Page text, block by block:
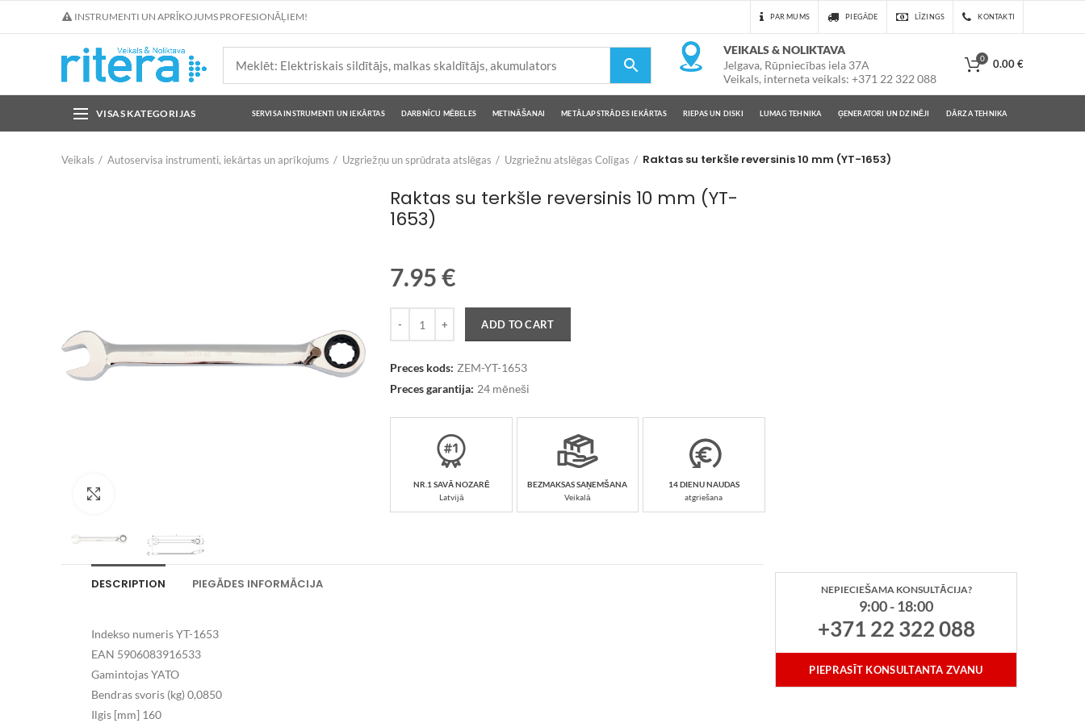
INSTRUMENTI UN APRĪKOJUMS PROFESIONĀĻIEM! PAR MUMS PIEGĀDE LĪZINGS KONTAKTI
VEIKALS & NOLIKTAVA
Jelgava, Rūpniecības iela 37A
Veikals, interneta veikals: +371 22 322 088
0 0.00€
VISAS KATEGORIJAS SERVISA INSTRUMENTI UN IEKĀRTAS DARBNĪCU MĒBELES METINĀŠANAI METĀLAPSTRĀDES IEKĀRTAS RIEPAS UN DISKI LUMAG TEHNIKA ĢENERATORI UN DZINĒJI DĀRZA TEHNIKA
Veikals Autoservisa instrumenti, iekārtas un aprīkojums Uzgriežņu un sprūdrata atslēgas Uzgriežnu atslēgas Colīgas Raktas su terkšle reversinis 10 mm (YT-1653)
Raktas su terkšle reversinis 10 mm (YT-
1653)
7.95€
ADD TO CART
Preces kods: ZEM-YT-1653
Preces garantija: 24 mēneši
NR.1 SAVĀ NOZARĒ
Latvijā
BEZMAKSAS SAŅEMŠANA
Veikalā
14 DIENU NAUDAS
atgriešana
DESCRIPTION PIEGĀDES INFORMĀCIJA
Indekso numeris YT-1653
EAN 5906083916533
Gamintojas YATO
Bendras svoris (kg) 0,0850
Ilgis [mm] 160
NEPIECIEŠAMA KONSULTĀCIJA?
9:00 - 18:00
+371 22 322 088
PIEPRASĪT KONSULTANTA ZVANU